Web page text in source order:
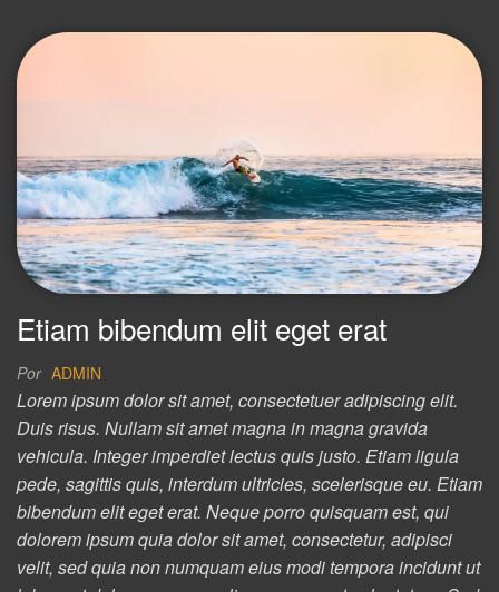
Etiam bibendum elit eget erat
Por ADMIN
Lorem ipsum dolor sit amet, consectetuer adipiscing elit.
Duis risus. Nullam sit amet magna in magna gravida
vehicula. Integer imperdiet lectus quis justo. Etiam ligula
pede, sagittis quis, interdum ultricies, scelerisque eu. Etiam
bibendum elit eget erat. Neque porro quisquam est, qui
dolorem ipsum quia dolor sit amet, consectetur, adipisci
velit, sed quia non numquam eius modi tempora incidunt ut